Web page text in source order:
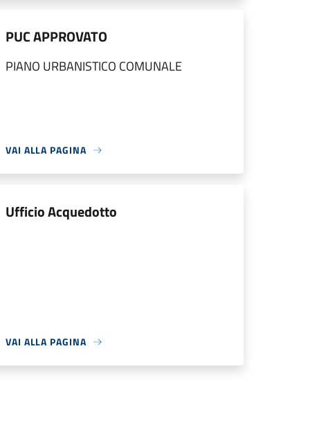
PUC APPROVATO
PIANO URBANISTICO COMUNALE
VAI ALLA PAGINA
Ufficio Acquedotto
VAI ALLA PAGINA